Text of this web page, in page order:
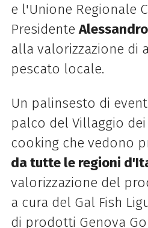
e l'Unione Regionale
Presidente
alla valorizzazione di
pescato locale.
Un palinsesto di
palco del Villaggio
cooking che vedono
da tutte le regioni
valorizzazione del
a cura del Gal Fish
di prodotti Genova